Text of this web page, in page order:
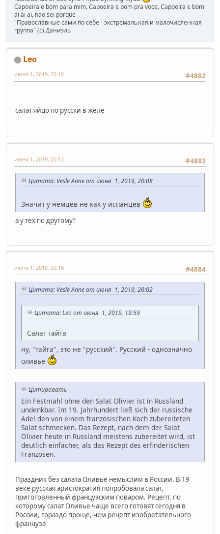
Capoeira e bom para mim, Capoeira e bom pra voce, Capoeira e bom
ai ai ai, nao sei porque
"Православные сами по себе - экстремальная и малочисленная
группа" (с) Даниэль
Leo
#4882
июня 1, 2019, 20:10
салат яйцо по русски в желе
#4883
июня 1, 2019, 20:12
Цитата: Vesle Anne от июня 1, 2019, 20:08
Значит у немцев не как у испанцев
а у тех по другому?
#4884
июня 1, 2019, 20:16
Цитата: Vesle Anne от июня 1, 2019, 20:02
Цитата: Leo от июня 1, 2019, 19:59
Салат тайга
ну, "тайга", это не "русский". Русский - однозначно
оливье
Цитировать
Ein Festmahl ohne den Salat Olivier ist in Russland
undenkbar. Im 19. Jahrhundert ließ sich der russische
Adel den von einem französischen Koch zubereiteten
Salat schmecken. Das Rezept, nach dem der Salat
Olivier heute in Russland meistens zubereitet wird, ist
deutlich einfacher, als das Rezept des erfinderischen
Franzosen.
Праздник без салата Оливье немыслим в России. В 19
веке русская аристократия попробовала салат,
приготовленный французским поваром. Рецепт, по
которому салат Оливье чаще всего готовят сегодня в
России, гораздо проще, чем рецепт изобретательного
француза